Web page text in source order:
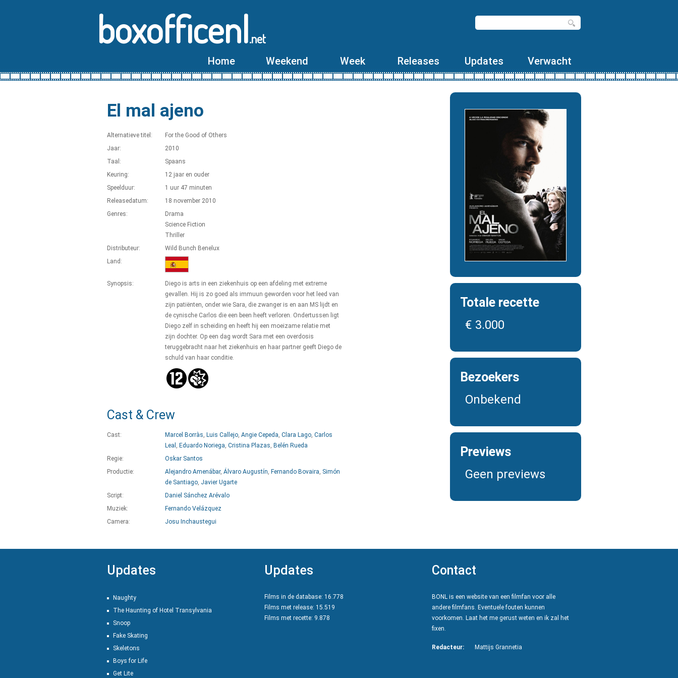
boxofficenl.net
Home Weekend Week Releases Updates Verwacht
El mal ajeno
Alternatieve titel:
For the Good of Others
Jaar:
2010
Taal:
Spaans
Keuring:
12 jaar en ouder
Speelduur:
1 uur 47 minuten
Releasedatum:
18 november 2010
Genres:
Drama
Science Fiction
Thriller
Distributeur:
Wild Bunch Benelux
Land:
Synopsis:
Diego is arts in een ziekenhuis op een afdeling met extreme
gevallen. Hij is zo goed als immuun geworden voor het leed van
zijn patiënten, onder wie Sara, die zwanger is en aan MS lijdt en
de cynische Carlos die een been heeft verloren. Ondertussen ligt
Diego zelf in scheiding en heeft hij een moeizame relatie met
zijn dochter. Op een dag wordt Sara met een overdosis
teruggebracht naar het ziekenhuis en haar partner geeft Diego de
schuld van haar conditie.
Cast & Crew
Cast: Marcel Borràs, Luis Callejo, Angie Cepeda, Clara Lago, Carlos
Leal , Eduardo Noriega, Cristina Plazas, Belén Rueda
Regie:
Oskar Santos
Productie:
Alejandro Amenábar, Álvaro Augustín, Fernando Bovaira, Simón
de Santiago, Javier Ugarte
Script:
Daniel Sánchez Arévalo
Muziek:
Fernando Velázquez
Camera:
Josu Inchaustegui
Totale recette
€ 3.000
Bezoekers
Onbekend
Previews
Geen previews
Updates
Naughty
The Haunting of Hotel Transylvania
Snoop
Fake Skating
Skeletons
Boys for Life
Get Lite
Updates
Films in de database: 16.778
Films met release: 15.519
Films met recette: 9.878
Contact
BONL is een website van een filmfan voor alle
andere filmfans. Eventuele fouten kunnen
voorkomen. Laat het me gerust weten en ik zal het
fixen.
Redacteur: Mattijs Grannetia